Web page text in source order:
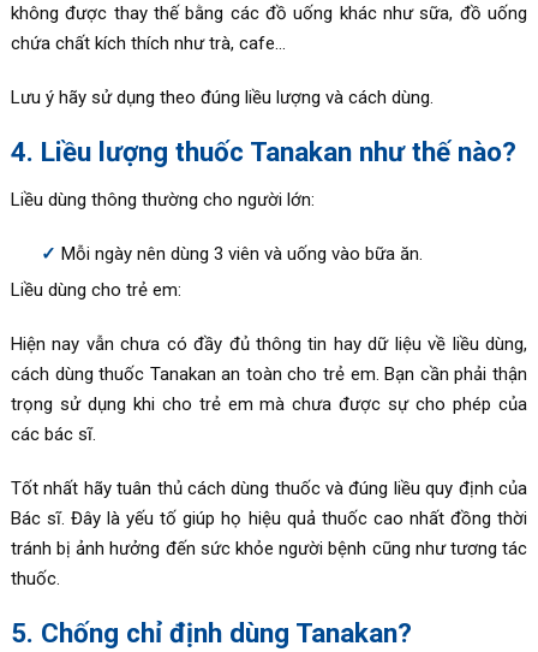
không được thay thế bằng các đồ uống khác như sữa, đồ uống
chứa chất kích thích như trà, cafe…
Lưu ý hãy sử dụng theo đúng liều lượng và cách dùng.
4. Liều lượng thuốc Tanakan như thế nào?
Liều dùng thông thường cho người lớn:
Mỗi ngày nên dùng 3 viên và uống vào bữa ăn.
Liều dùng cho trẻ em:
Hiện nay vẫn chưa có đầy đủ thông tin hay dữ liệu về liều dùng,
cách dùng thuốc Tanakan an toàn cho trẻ em. Bạn cần phải thận
trọng sử dụng khi cho trẻ em mà chưa được sự cho phép của
các bác sĩ.
Tốt nhất hãy tuân thủ cách dùng thuốc và đúng liều quy định của
Bác sĩ. Đây là yếu tố giúp họ hiệu quả thuốc cao nhất đồng thời
tránh bị ảnh hưởng đến sức khỏe người bệnh cũng như tương tác
thuốc.
5. Chống chỉ định dùng Tanakan?